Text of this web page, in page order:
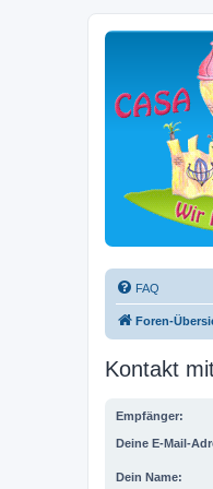
FAQ
Foren-
Kontakt
Empfänger:
Deine E-Mail-
Dein Name: